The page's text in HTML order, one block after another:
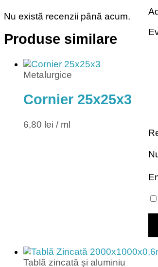
Nu există recenzii până acum.
Produse similare
Metalurgice
Cornier 25x25x3
6,80 lei / ml
Tablă zincată și aluminiu